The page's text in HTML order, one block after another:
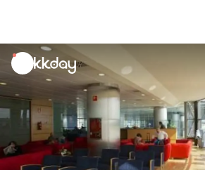
unread
notifications